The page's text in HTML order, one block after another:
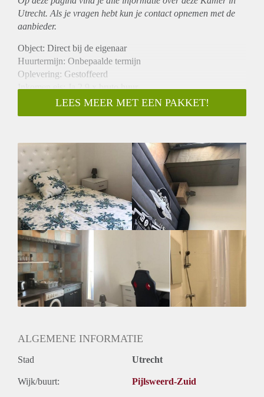
Utrecht. Als je vragen hebt kun je contact opnemen met de
aanbieder.
Object: Direct bij de eigenaar
Huurtermijn: Onbepaalde termijn
Oplevering: Gestoffeerd
Inkomen eis: Ja 2,9 x bruto huur
Garantiestelling mogelijk: Ja
Borg: 1 maand
Gedeelde keuken: Nee
Gedeelde Douche: Nee
Gedeelde woonkamer: Nee
Huisgenoten: Nee
Geslacht huisgenoten: N.v.t.
LEES MEER MET EEN PAKKET!
ALGEMENE INFORMATIE
Stad Utrecht
Wijk/buurt: Pijlsweerd-Zuid